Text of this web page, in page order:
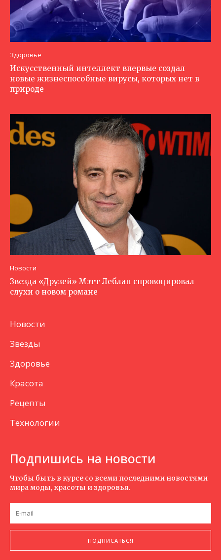
Здоровье
Искусственный интеллект впервые создал
новые жизнеспособные вирусы, которых нет в
природе
Новости
Звезда «Друзей» Мэтт Леблан спровоцировал
слухи о новом романе
Новости
Звезды
Здоровье
Красота
Рецепты
Технологии
Подпишись на новости
Чтобы быть в курсе со всеми последними новостями
мира моды, красоты и здоровья.
ПОДПИСАТЬСЯ